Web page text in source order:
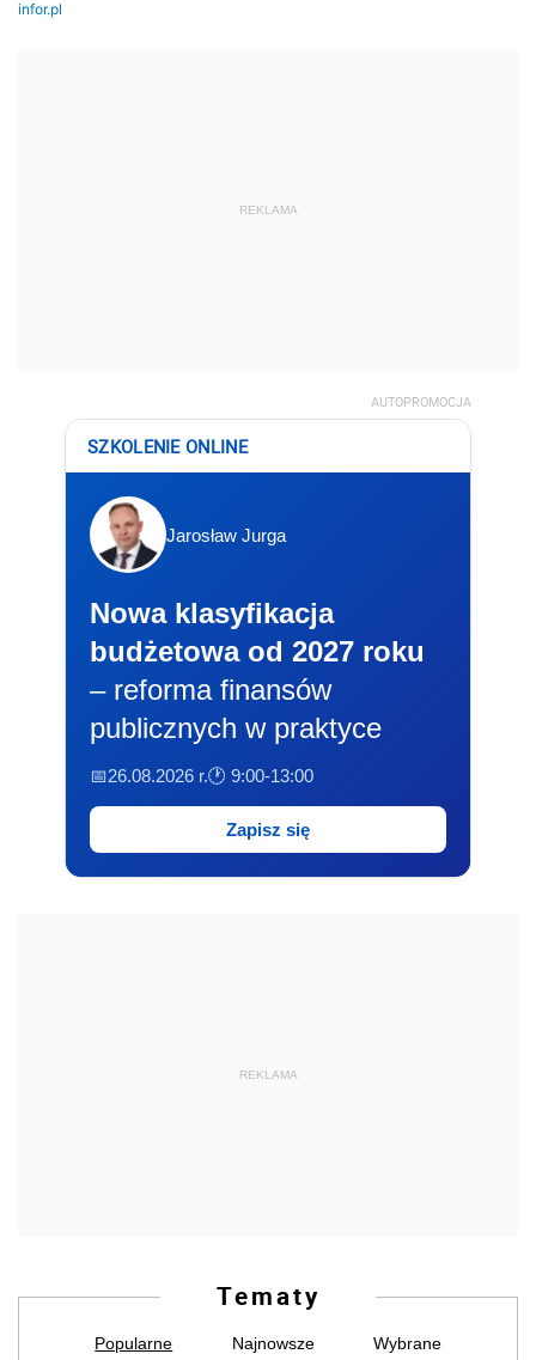
REKLAMA
AUTOPROMOCJA
SZKOLENIE ONLINE
Jarosław Jurga
Nowa klasyfikacja
budżetowa od 2027 roku
– reforma finansów
publicznych w praktyce
📅26.08.2026 r.🕐 9:00-13:00
Zapisz się
REKLAMA
Tematy
Popularne Najnowsze Wybrane